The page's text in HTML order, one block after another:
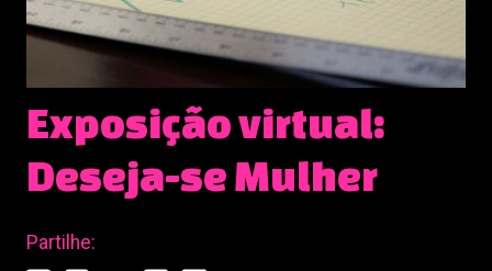
Exposição virtual:
Deseja-se Mulher
Partilhe: